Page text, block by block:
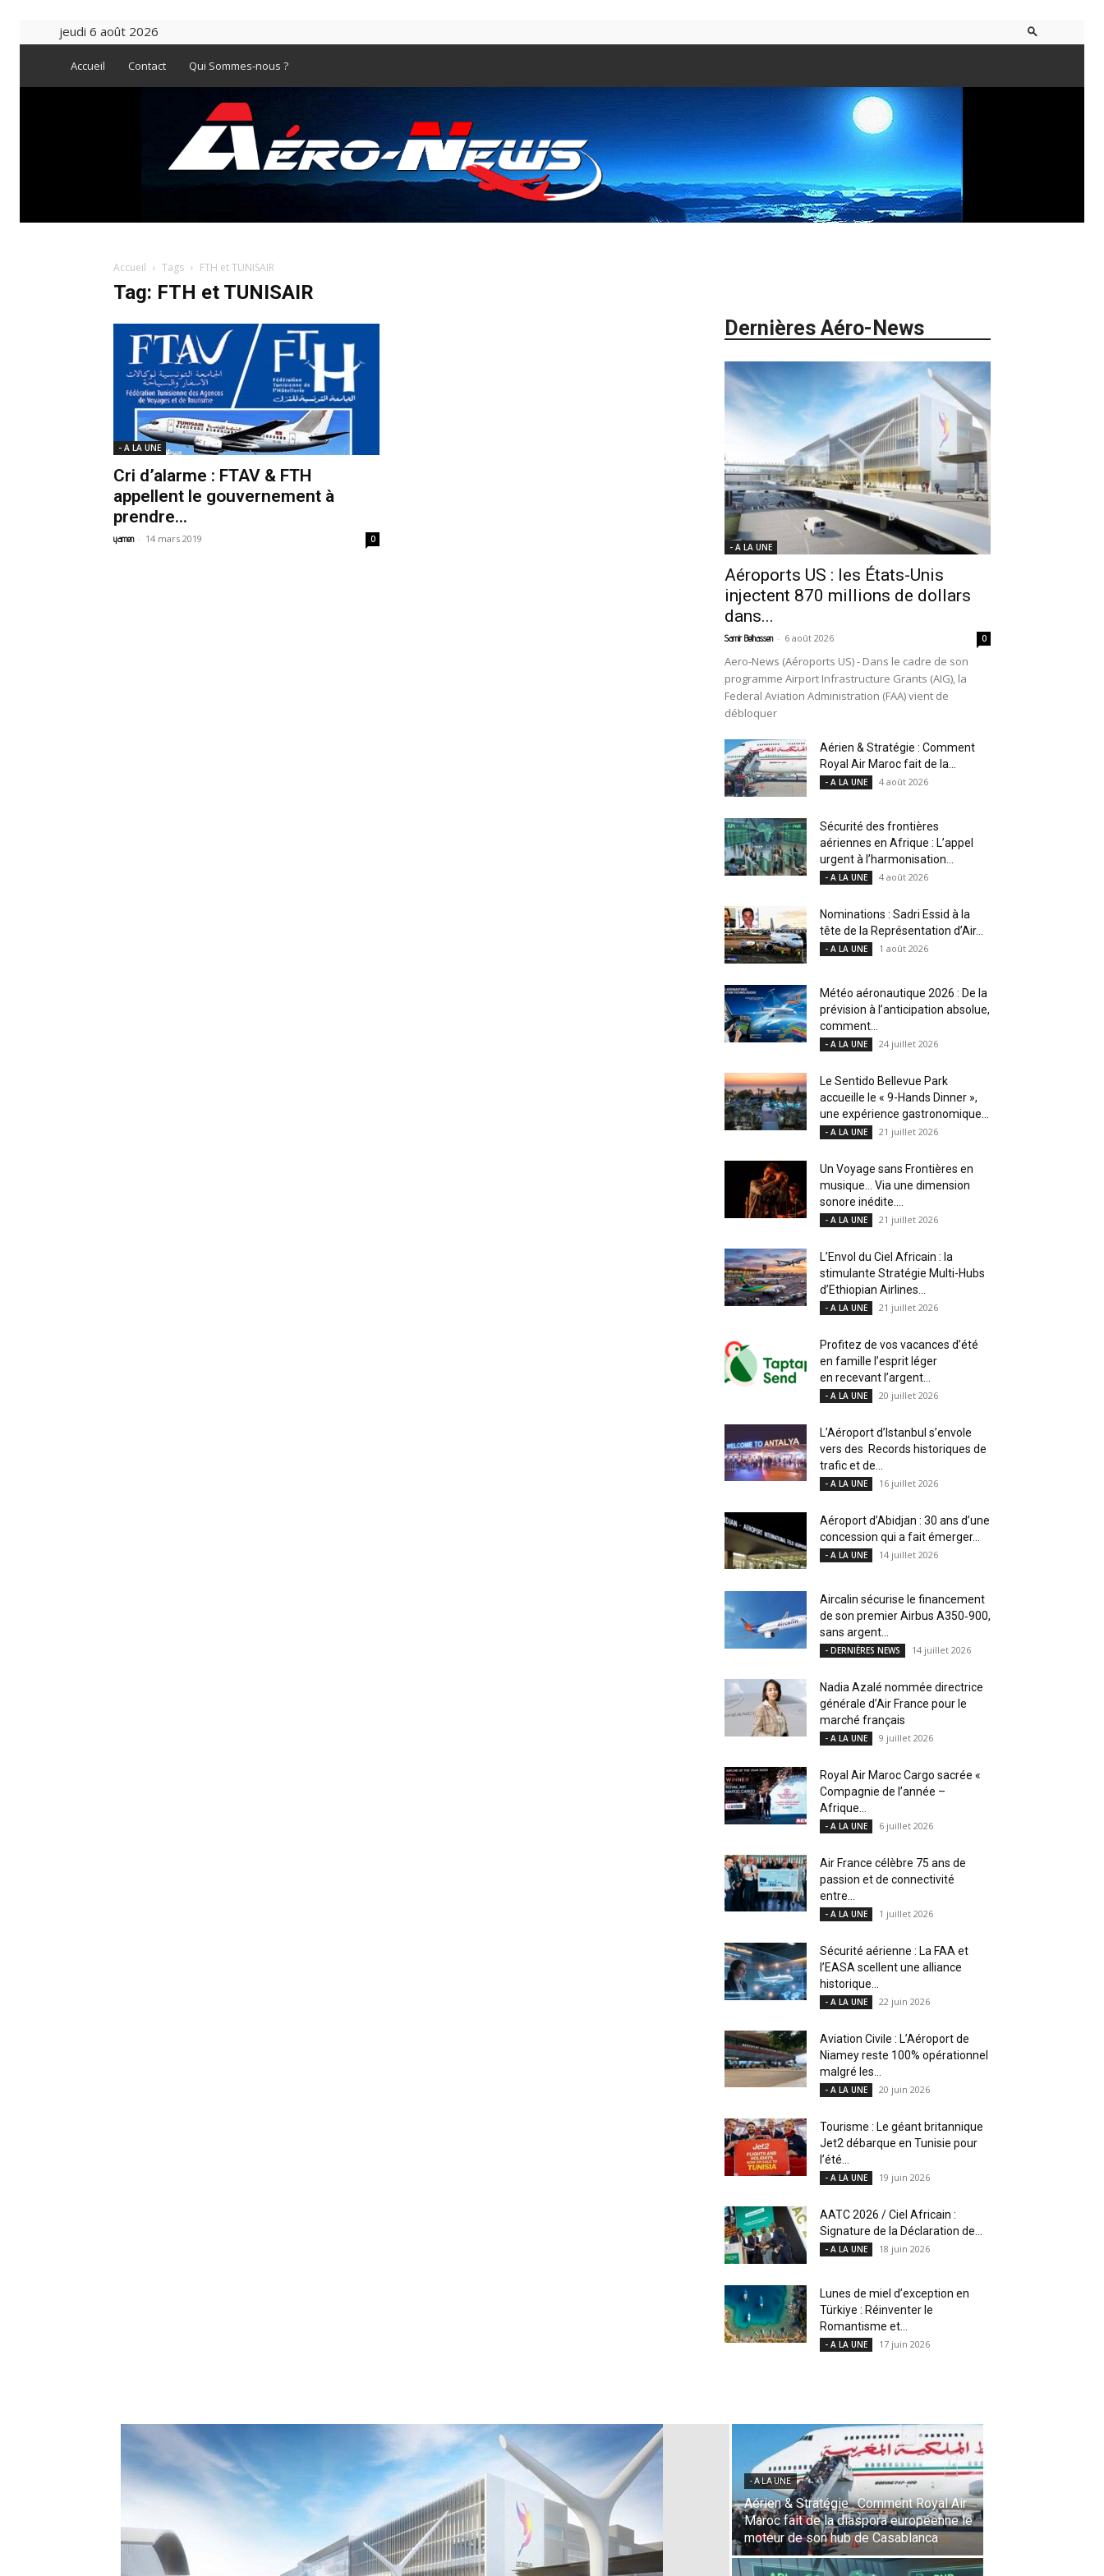
jeudi 6 août 2026
Accueil Contact Qui Sommes-nous ?
Accueil Tags FTH et TUNISAIR
Tag: FTH et TUNISAIR
- A LA UNE
Cri d’alarme : FTAV & FTH
appellent le gouvernement à
prendre...
yamen - 14 mars 2019 0
Dernières Aéro-News
- A LA UNE
Aéroports US : les États-Unis
injectent 870 millions de dollars
dans...
Samir Belhassen - 6 août 2026 0
Aero-News (Aéroports US) - Dans le cadre de son
programme Airport Infrastructure Grants (AIG), la
Federal Aviation Administration (FAA) vient de
débloquer
Aérien & Stratégie : Comment
Royal Air Maroc fait de la...
- A LA UNE 4 août 2026
Sécurité des frontières
aériennes en Afrique : L’appel
urgent à l’harmonisation...
- A LA UNE 4 août 2026
Nominations : Sadri Essid à la
tête de la Représentation d’Air...
- A LA UNE 1 août 2026
Météo aéronautique 2026 : De la
prévision à l’anticipation absolue,
comment...
- A LA UNE 24 juillet 2026
Le Sentido Bellevue Park
accueille le « 9-Hands Dinner »,
une expérience gastronomique...
- A LA UNE 21 juillet 2026
Un Voyage sans Frontières en
musique… Via une dimension
sonore inédite....
- A LA UNE 21 juillet 2026
L’Envol du Ciel Africain : la
stimulante Stratégie Multi-Hubs
d’Ethiopian Airlines...
- A LA UNE 21 juillet 2026
Profitez de vos vacances d’été
en famille l’esprit léger
en recevant l’argent...
- A LA UNE 20 juillet 2026
L’Aéroport d’Istanbul s’envole
vers des Records historiques de
trafic et de...
- A LA UNE 16 juillet 2026
Aéroport d’Abidjan : 30 ans d’une
concession qui a fait émerger...
- A LA UNE 14 juillet 2026
Aircalin sécurise le financement
de son premier Airbus A350‑900,
sans argent...
- DERNIÈRES NEWS 14 juillet 2026
Nadia Azalé nommée directrice
générale d’Air France pour le
marché français
- A LA UNE 9 juillet 2026
Royal Air Maroc Cargo sacrée «
Compagnie de l’année –
Afrique...
- A LA UNE 6 juillet 2026
Air France célèbre 75 ans de
passion et de connectivité
entre...
- A LA UNE 1 juillet 2026
Sécurité aérienne : La FAA et
l’EASA scellent une alliance
historique...
- A LA UNE 22 juin 2026
Aviation Civile : L’Aéroport de
Niamey reste 100% opérationnel
malgré les...
- A LA UNE 20 juin 2026
Tourisme : Le géant britannique
Jet2 débarque en Tunisie pour
l’été...
- A LA UNE 19 juin 2026
AATC 2026 / Ciel Africain :
Signature de la Déclaration de...
- A LA UNE 18 juin 2026
Lunes de miel d’exception en
Türkiye : Réinventer le
Romantisme et...
- A LA UNE 17 juin 2026
- A LA UNE
Une Révolution Stratégique à l’IATA :
Saadia Zahidi nommée Directrice
Générale